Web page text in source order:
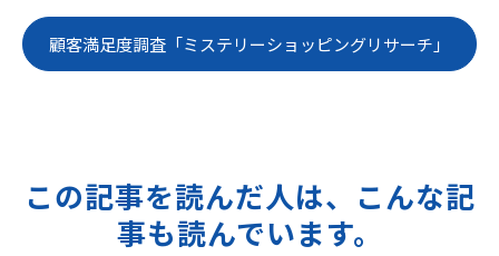
顧客満足度調査「ミステリーショッピングリサーチ」
この記事を読んだ人は、こんな記
事も読んでいます。